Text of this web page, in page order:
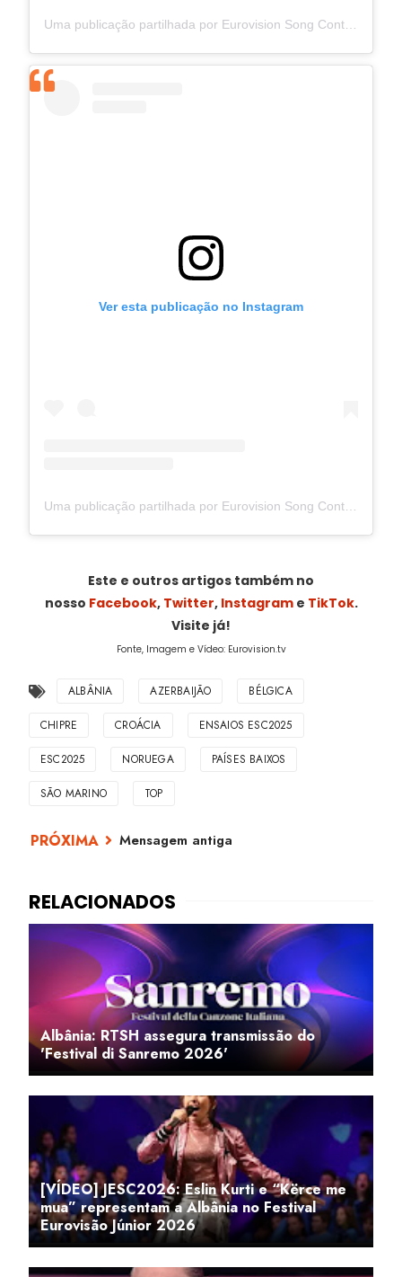
Ver esta publicação no Instagram
Este e outros artigos também no
nosso Facebook, Twitter, Instagrame TikTok.
Visite já!
Fonte, Imagem e Vídeo: Eurovision.tv
ALBÂNIA AZERBAIJÃO BÉLGICA
CHIPRE CROÁCIA ENSAIOS ESC2025
ESC2025 NORUEGA PAÍSES BAIXOS
SÃO MARINO TOP
Mensagem antiga
Albânia: RTSH assegura transmissão do
'Festival di Sanremo 2026'
[VÍDEO] JESC2026: Eslin Kurti e “Kërce me
mua” representam a Albânia no Festival
Eurovisão Júnior 2026